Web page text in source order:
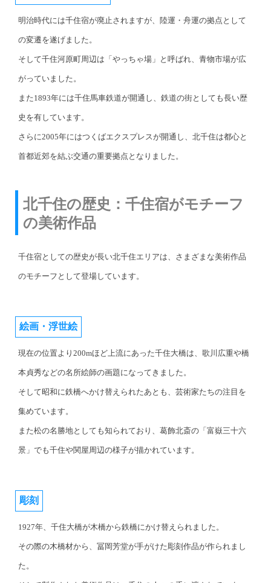
明治時代には千住宿が廃止されますが、陸運・舟運の拠点として
の変遷を遂げました。
そして千住河原町周辺は「やっちゃ場」と呼ばれ、青物市場が広
がっていました。
また1893年には千住馬車鉄道が開通し、鉄道の街としても長い歴
史を有しています。
さらに2005年にはつくばエクスプレスが開通し、北千住は都心と
首都近郊を結ぶ交通の重要拠点となりました。
北千住の歴史：千住宿がモチーフ
の美術作品
千住宿としての歴史が長い北千住エリアは、さまざまな美術作品
のモチーフとして登場しています。
絵画・浮世絵
現在の位置より200mほど上流にあった千住大橋は、歌川広重や橋
本貞秀などの名所絵師の画題になってきました。
そして昭和に鉄橋へかけ替えられたあとも、芸術家たちの注目を
集めています。
また松の名勝地としても知られており、葛飾北斎の「富嶽三十六
景」でも千住や関屋周辺の様子が描かれています。
彫刻
1927年、千住大橋が木橋から鉄橋にかけ替えられました。
その際の木橋材から、冨岡芳堂が手がけた彫刻作品が作られまし
た。